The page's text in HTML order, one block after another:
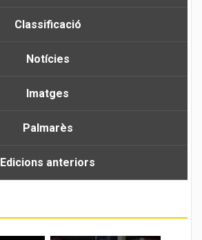
Classificació
Notícies
Imatges
Palmarès
Edicions anteriors